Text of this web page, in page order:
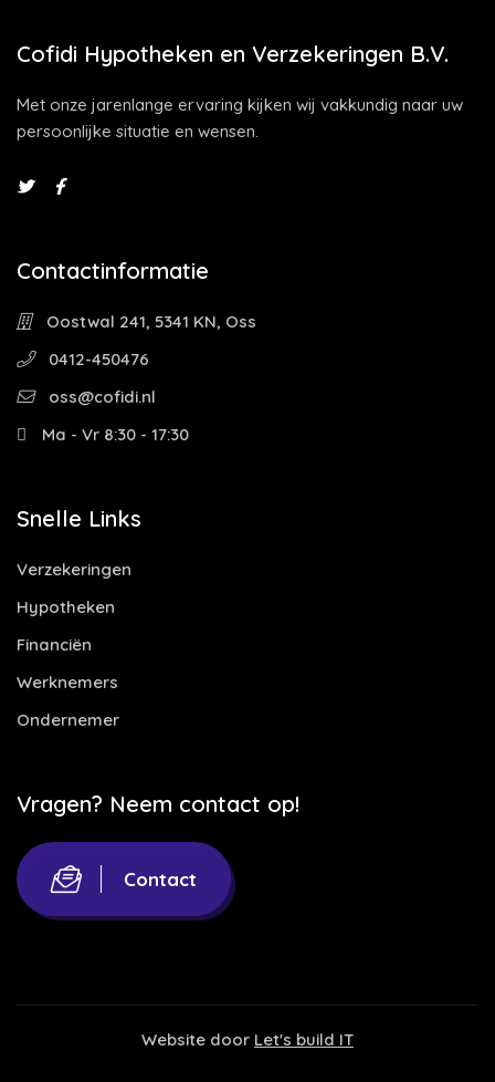
Cofidi Hypotheken en Verzekeringen B.V.
Met onze jarenlange ervaring kijken wij vakkundig naar uw
persoonlijke situatie en wensen.
Contactinformatie
Oostwal 241, 5341 KN, Oss
0412-450476
oss@cofidi.nl
Ma - Vr 8:30 - 17:30
Snelle Links
Verzekeringen
Hypotheken
Financiën
Werknemers
Ondernemer
Vragen? Neem contact op!
Contact
Website door Let's build IT